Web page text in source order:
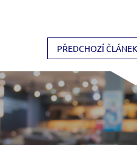
PŘEDCHOZÍ ČLÁNEK